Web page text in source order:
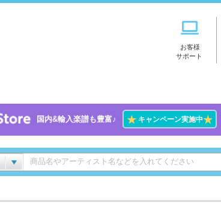
お客様
サポート
国内&輸入楽譜も豊富♪ ★キャンペーン実施中★